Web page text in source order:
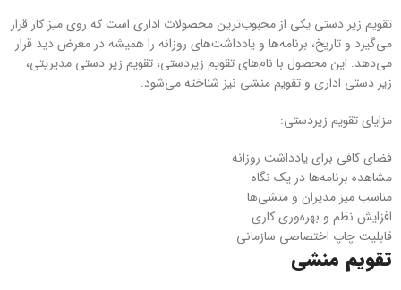
تقویم زیر دستی یکی از محبوب‌ترین محصولات اداری است که روی میز کار قرار
می‌گیرد و تاریخ، برنامه‌ها و یادداشت‌های روزانه را همیشه در معرض دید قرار
می‌دهد. این محصول با نام‌های تقویم زیردستی، تقویم زیر دستی مدیریتی،
زیر دستی اداری و تقویم منشی نیز شناخته می‌شود.
مزایای تقویم زیردستی:
فضای کافی برای یادداشت روزانه
مشاهده برنامه‌ها در یک نگاه
مناسب میز مدیران و منشی‌ها
افزایش نظم و بهره‌وری کاری
قابلیت چاپ اختصاصی سازمانی
تقویم منشی